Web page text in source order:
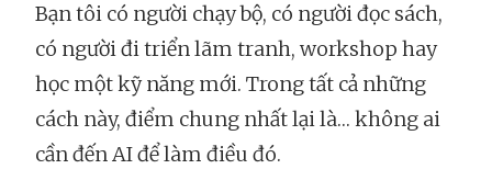
Bạn tôi có người chạy bộ, có người đọc sách,
có người đi triển lãm tranh, workshop hay
học một kỹ năng mới. Trong tất cả những
cách này, điểm chung nhất lại là… không ai
cần đến AI để làm điều đó.